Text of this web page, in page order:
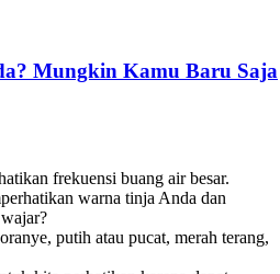
Mungkin Kamu Baru Saja
frekuensi buang air besar.
warna tinja Anda dan
putih atau pucat, merah terang,